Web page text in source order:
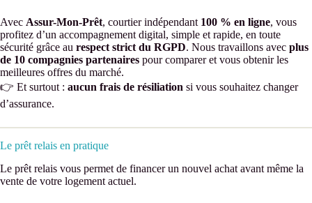
Avec Assur-Mon-Prêt, courtier indépendant 100 % en ligne, vous
profitez d’un accompagnement digital, simple et rapide, en toute
sécurité grâce au respect strict du RGPD. Nous travaillons avec plus
de 10 compagnies partenaires pour comparer et vous obtenir les
meilleures offres du marché.
👉 Et surtout : aucun frais de résiliation si vous souhaitez changer
d’assurance.
Le prêt relais en pratique
Le prêt relais vous permet de financer un nouvel achat avant même la
vente de votre logement actuel.